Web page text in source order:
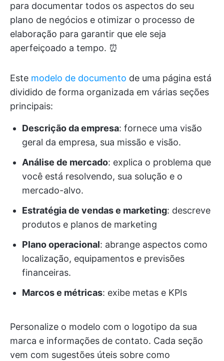
para documentar todos os aspectos do seu
plano de negócios e otimizar o processo de
elaboração para garantir que ele seja
aperfeiçoado a tempo. ⏰
Este modelo de documento de uma página está
dividido de forma organizada em várias seções
principais:
Descrição da empresa: fornece uma visão
geral da empresa, sua missão e visão.
Análise de mercado: explica o problema que
você está resolvendo, sua solução e o
mercado-alvo.
Estratégia de vendas e marketing: descreve
produtos e planos de marketing
Plano operacional: abrange aspectos como
localização, equipamentos e previsões
financeiras.
Marcos e métricas: exibe metas e KPIs
Personalize o modelo com o logotipo da sua
marca e informações de contato. Cada seção
vem com sugestões úteis sobre como